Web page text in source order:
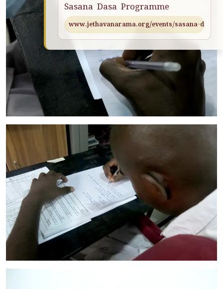
Sasana Dasa Programme
www.jethavanarama.org/events/sasana-daasa